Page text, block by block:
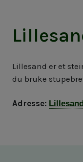
Lillesand er et
du bruke
Adresse: